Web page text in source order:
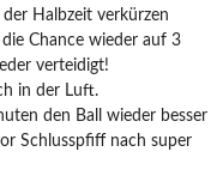
Halbzeit verkürzen
Chance wieder auf 3
verteidigt!
in der Luft.
den Ball wieder besser
Schlusspfiff nach super